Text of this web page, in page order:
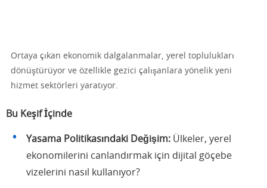
Ortaya çıkan ekonomik dalgalanmalar, yerel toplulukları
dönüştürüyor ve özellikle gezici çalışanlara yönelik yeni
hizmet sektörleri yaratıyor.
Bu Keşif İçinde
Yasama Politikasındaki Değişim: Ülkeler, yerel
ekonomilerini canlandırmak için dijital göçebe
vizelerini nasıl kullanıyor?